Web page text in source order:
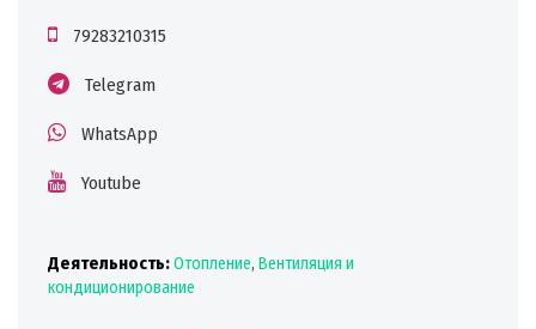
79283210315
Telegram
WhatsApp
Youtube
Деятельность:Отопление, Вентиляция и
кондиционирование